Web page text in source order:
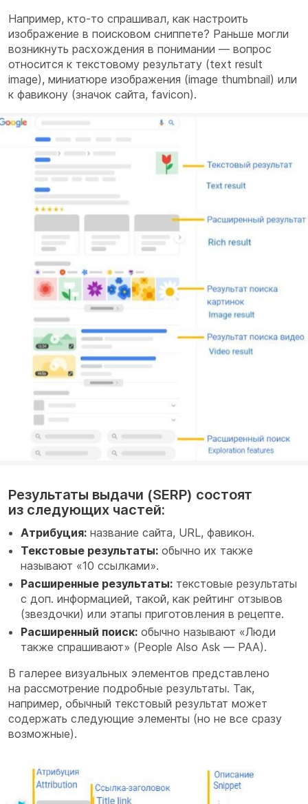
Например, кто-то спрашивал, как настроить
изображение в поисковом сниппете? Раньше могли
возникнуть расхождения в понимании — вопрос
относится к текстовому результату (text result
image), миниатюре изображения (image thumbnail) или
к фавикону (значок сайта, favicon).
Результаты выдачи (SERP) состоят
из следующих частей:
Атрибуция: название сайта, URL, фавикон.
Текстовые результаты: обычно их также
называют «10 ссылками».
Расширенные результаты: текстовые результаты
с доп. информацией, такой, как рейтинг отзывов
(звездочки) или этапы приготовления в рецепте.
Расширенный поиск: обычно называют «Люди
также спрашивают» (People Also Ask — PAA).
В галерее визуальных элементов представлено
на рассмотрение подробные результаты. Так,
например, обычный текстовый результат может
содержать следующие элементы (но не все сразу
возможные).